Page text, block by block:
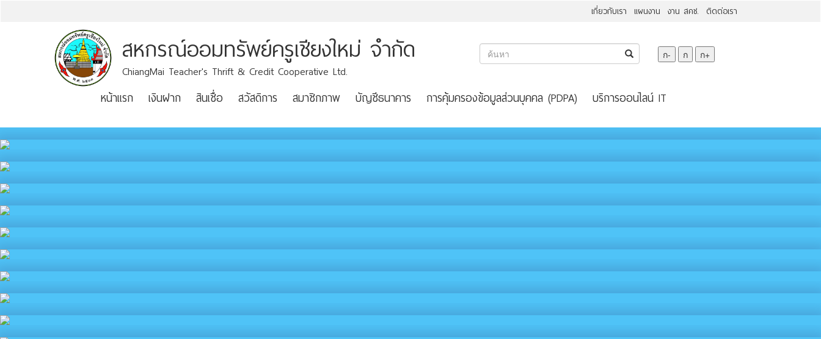
เกี่ยวกับเรา แผนงาน งาน สคช. ติดต่อเรา
สหกรณ์ออมทรัพย์ครูเชียงใหม่ จำกัด
ChiangMai Teacher's Thrift & Credit Cooperative Ltd.
ก- ก ก+
หน้าแรก เงินฝาก สินเชื่อ สวัสดิการ สมาชิกภาพ บัญชีธนาคาร การคุ้มครองข้อมูลส่วนบุคคล (PDPA) บริการออนไลน์ IT